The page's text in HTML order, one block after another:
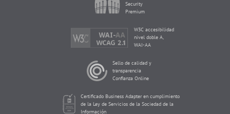
Security
Premium
W3C accesibilidad
nivel doble A,
WAI-AA
Sello de calidad y
transparencia
Confianza Online
Certificado Business Adapter en cumplimiento
de la Ley de Servicios de la Sociedad de la
Información